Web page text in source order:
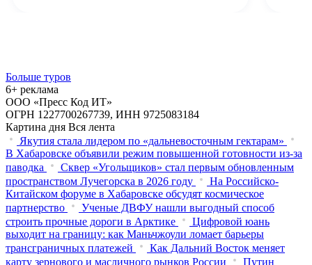
Больше туров
6+ реклама
ООО «Пресс Код ИТ»
ОГРН 1227700267739, ИНН 9725083184
Картина дня Вся лента
Якутия стала лидером по «дальневосточным гектарам»
В Хабаровске объявили режим повышенной готовности из‑за
паводка
Сквер «Угольщиков» стал первым обновленным
пространством Лучегорска в 2026 году
На Российско-
Китайском форуме в Хабаровске обсудят космическое
партнерство
Ученые ДВФУ нашли выгодный способ
строить прочные дороги в Арктике
Цифровой юань
выходит на границу: как Маньчжоули ломает барьеры
трансграничных платежей
Как Дальний Восток меняет
карту зернового и масличного рынков России
Путин